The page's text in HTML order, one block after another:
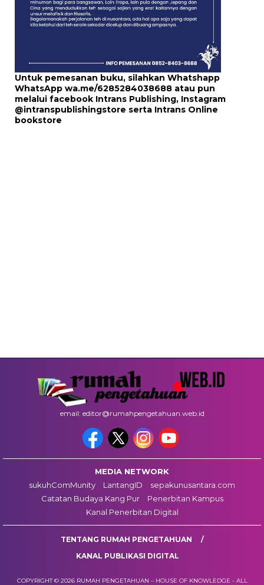
Untuk pemesanan buku, silahkan Whatshapp
WhatsApp wa.me/6285284038688 atau pun
melalui facebook Intrans Publishing, Instagram
@intranspublishingstore serta Intrans Online
bookstore
email: editor@rumahpengetahuan.web.id
MEDIA NETWORK
sukuhComMunity
LantangID
sepakunusantara.com
Catatan Budaya Kang Pur
Penerbitan Kampus
Kanal Penerbitan Digital
TENTANG RUMAH PENGETAHUAN
KANAL PUBLIKASI DIGITAL
COPYRIGHT © 2026 RUMAH PENGETAHUAN – HOUSE OF KNOWLEDGE - ALL